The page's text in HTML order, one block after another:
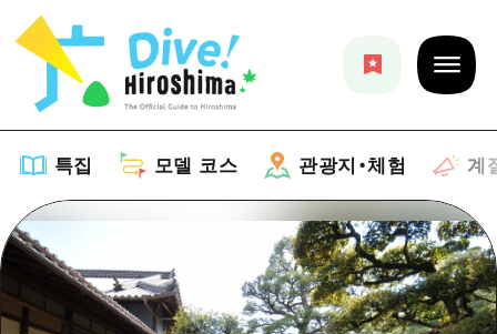
특집 모델 코스 관광지・체험 계
목록
모델 코스